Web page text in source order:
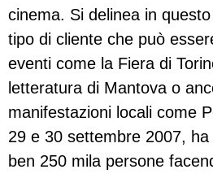
cinema. Si delinea in
tipo di cliente che può
eventi come la Fiera di
letteratura di Mantova o
manifestazioni locali come
29 e 30 settembre 2007,
ben 250 mila persone